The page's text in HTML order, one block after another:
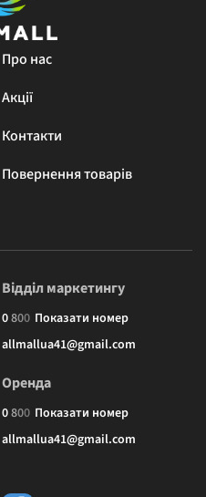
Про нас
Акції
Контакти
Повернення товарів
Відділ маркетингу
0800 Показати номер
allmallua41@gmail.com
Оренда
0800 Показати номер
allmallua41@gmail.com